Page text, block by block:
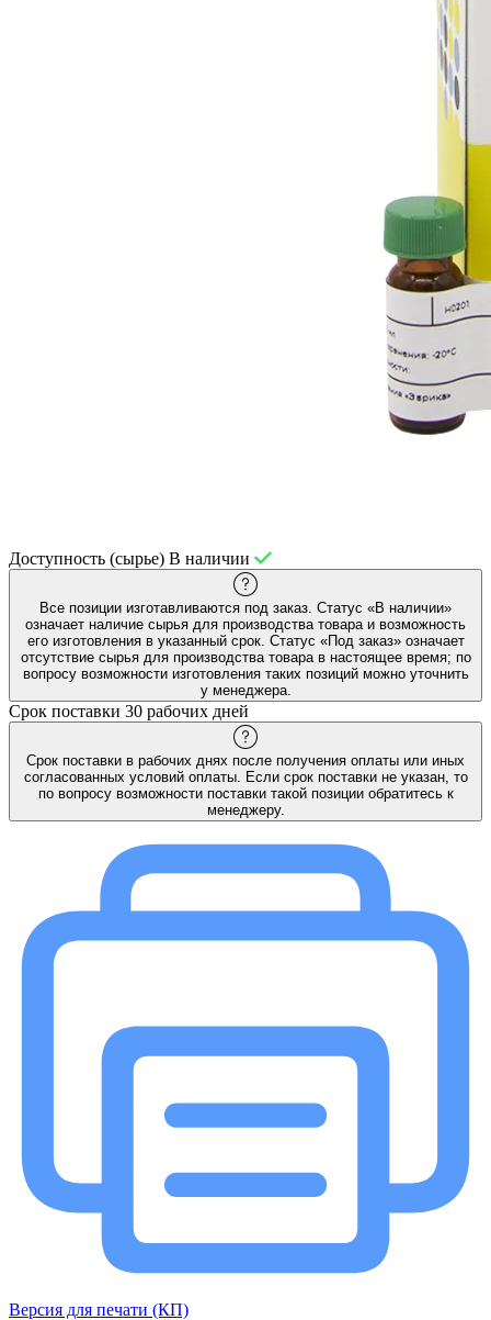
Доступность (сырье) В наличии
Все позиции изготавливаются под заказ. Статус «В наличии»
означает наличие сырья для производства товара и возможность
его изготовления в указанный срок. Статус «Под заказ» означает
отсутствие сырья для производства товара в настоящее время; по
вопросу возможности изготовления таких позиций можно уточнить
у менеджера.
Срок поставки 30 рабочих дней
Срок поставки в рабочих днях после получения оплаты или иных
согласованных условий оплаты. Если срок поставки не указан, то
по вопросу возможности поставки такой позиции обратитесь к
менеджеру.
Версия для печати (КП)